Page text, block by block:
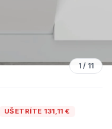
1 / 11
UŠETRÍTE 131,11 €